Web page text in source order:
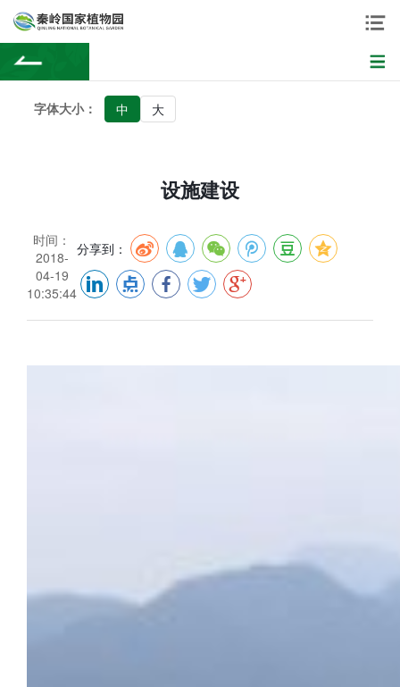
字体大小： 中 大
设施建设
时间：
2018-
04-19
10:35:44
分享到：